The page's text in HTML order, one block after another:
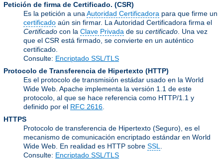
Petición de firma de Certificado. (CSR)
Es la petición a una Autoridad Certificadora para que firme un
certificado aún sin firmar. La Autoridad Certificadora firma el
Certificado con la Clave Privada de su certificado . Una vez
que el CSR está firmado, se convierte en un auténtico
certificado.
Consulte: Encriptado SSL/TLS
Protocolo de Transferencia de Hipertexto (HTTP)
Es el protocolo de transmisión estádar usado en la World
Wide Web. Apache implementa la versión 1.1 de este
protocolo, al que se hace referencia como HTTP/1.1 y
definido por el RFC 2616
HTTPS
Protocolo de transferencia de Hipertexto (Seguro), es el
mecanismo de comunicación encriptado estándar en World
Wide Web. En realidad es HTTP sobre SSL
Consulte: Encriptado SSL/TLS